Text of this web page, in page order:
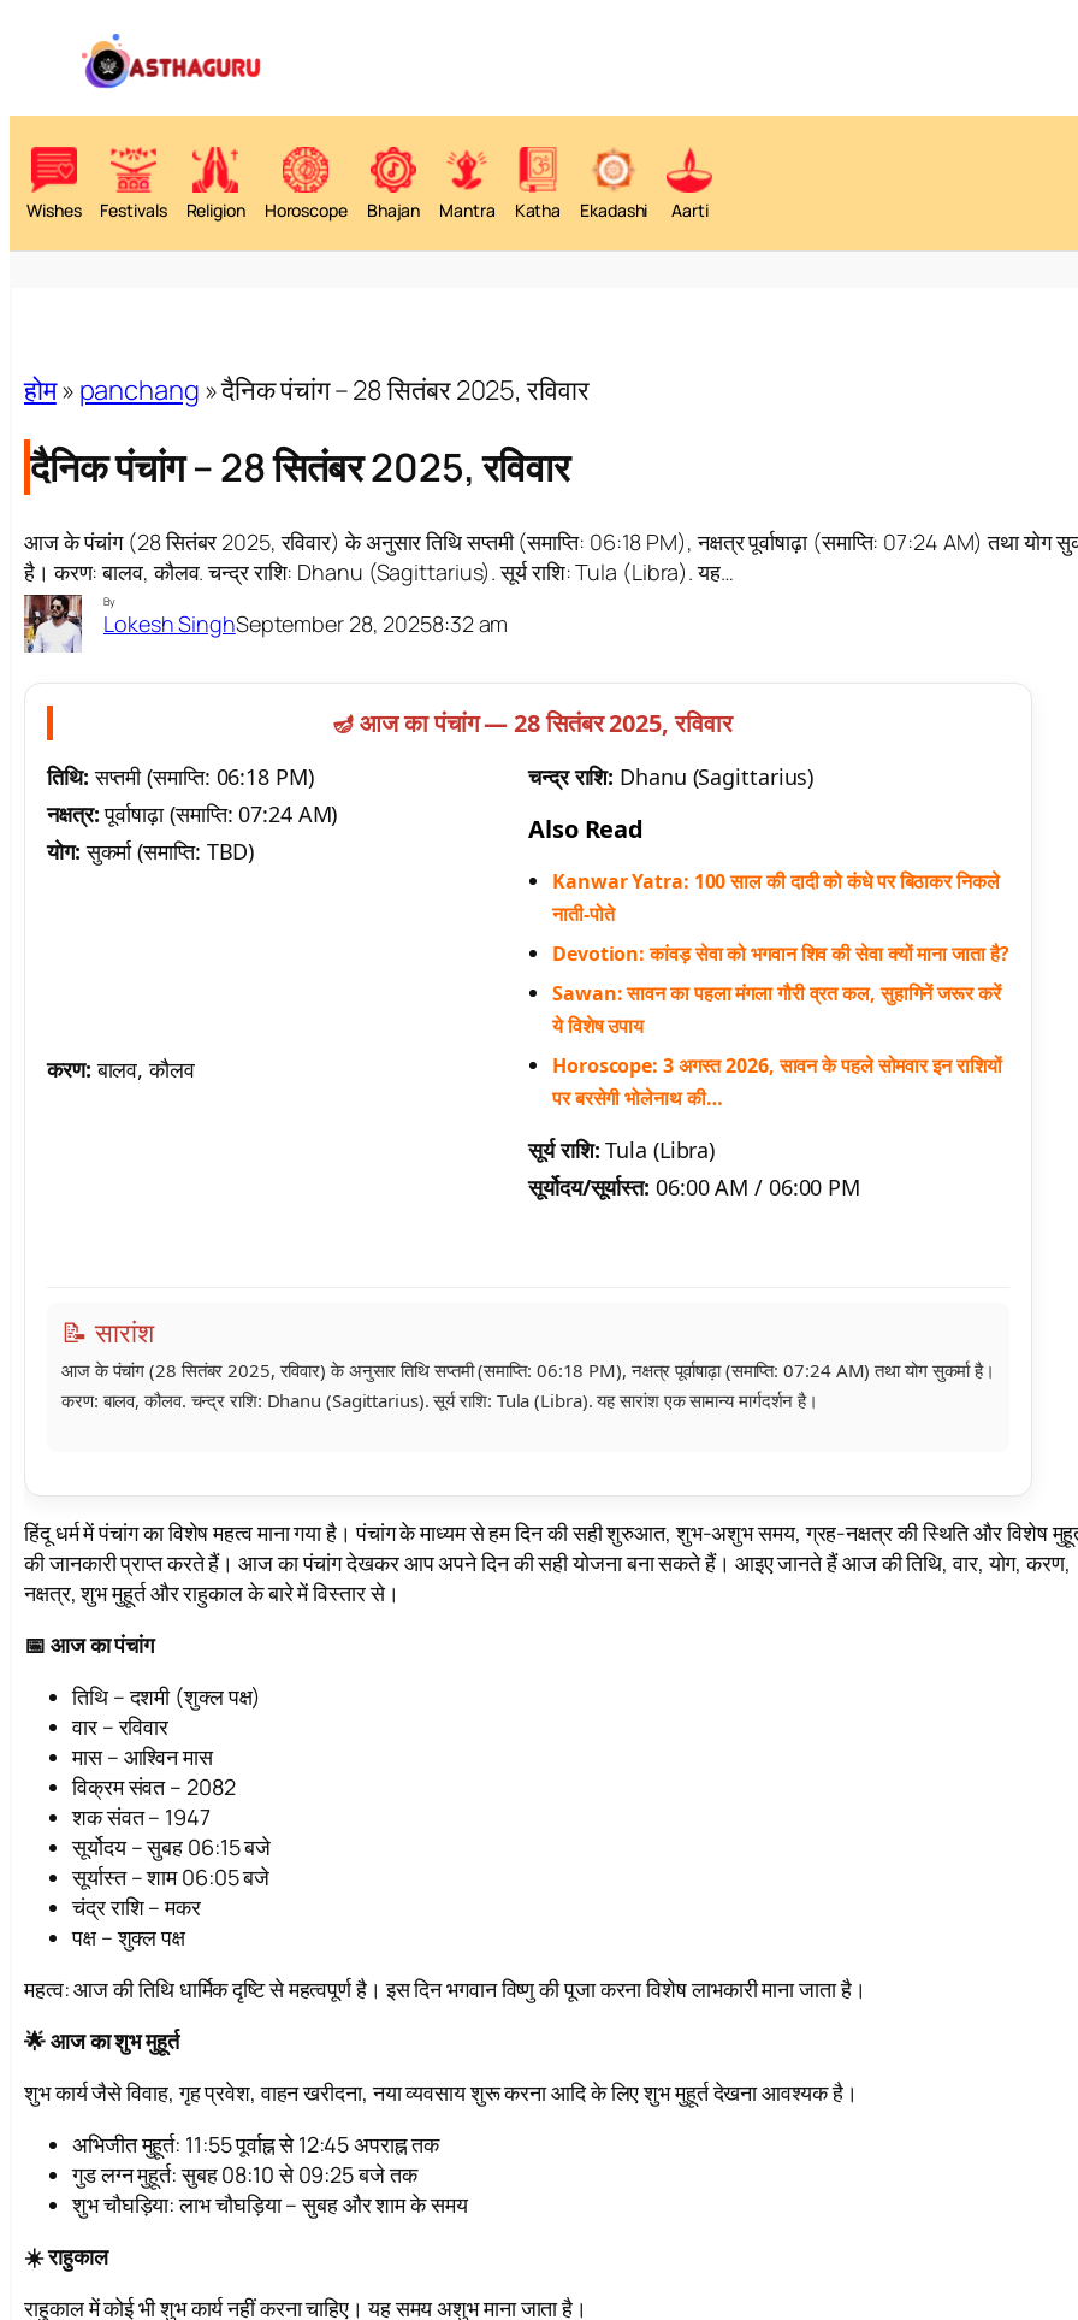
Wishes Festivals Religion Horoscope Bhajan Mantra Katha Ekadashi Aarti
होम» panchang »दैनिक पंचांग – 28 सितंबर 2025, रविवार
दैनिक पंचांग – 28 सितंबर 2025, रविवार
आज के पंचांग (28 सितंबर 2025, रविवार) के अनुसार तिथि सप्तमी (समाप्ति: 06:18 PM), नक्षत्र पूर्वाषाढ़ा (समाप्ति: 07:24 AM) तथा योग
है। करण: बालव, कौलव. चन्द्र राशि: Dhanu (Sagittarius). सूर्य राशि: Tula (Libra). यह…
By
Lokesh SinghSeptember 28, 20258:32 am
🪔 आज का पंचांग — 28 सितंबर 2025, रविवार
तिथि: सप्तमी (समाप्ति: 06:18 PM)
नक्षत्र:पूर्वाषाढ़ा (समाप्ति: 07:24 AM)
योग: सुकर्मा (समाप्ति: TBD)
करण: बालव, कौलव
चन्द्र राशि: Dhanu (Sagittarius)
Also Read
Kanwar Yatra: 100 साल की दादी को कंधे पर बिठाकर निकले
नाती-पोते
Devotion: कांवड़ सेवा को भगवान शिव की सेवा क्यों माना जाता है?
Sawan: सावन का पहला मंगला गौरी व्रत कल, सुहागिनें जरूर करें
ये विशेष उपाय
Horoscope: 3 अगस्त 2026, सावन के पहले सोमवार इन राशियों
पर बरसेगी भोलेनाथ की…
सूर्य राशि: Tula (Libra)
सूर्योदय/सूर्यास्त: 06:00 AM / 06:00 PM
📝 सारांश
आज के पंचांग (28 सितंबर 2025, रविवार) के अनुसार तिथि सप्तमी (समाप्ति: 06:18 PM), नक्षत्र पूर्वाषाढ़ा (समाप्ति: 07:24 AM) तथा योग सुकर्मा है।
करण: बालव, कौलव. चन्द्र राशि: Dhanu (Sagittarius). सूर्य राशि: Tula (Libra). यह सारांश एक सामान्य मार्गदर्शन है।
हिंदू धर्म में पंचांग का विशेष महत्व माना गया है। पंचांग के माध्यम से हम दिन की सही शुरुआत, शुभ-अशुभ समय, ग्रह-नक्षत्र की स्थिति और विशेष
की जानकारी प्राप्त करते हैं। आज का पंचांग देखकर आप अपने दिन की सही योजना बना सकते हैं। आइए जानते हैं आज की तिथि, वार, योग, करण,
नक्षत्र, शुभ मुहूर्त और राहुकाल के बारे में विस्तार से।
📅 आज का पंचांग
तिथि – दशमी (शुक्ल पक्ष)
वार – रविवार
मास – आश्विन मास
विक्रम संवत – 2082
शक संवत – 1947
सूर्योदय – सुबह 06:15 बजे
सूर्यास्त – शाम 06:05 बजे
चंद्र राशि – मकर
पक्ष – शुक्ल पक्ष
महत्व: आज की तिथि धार्मिक दृष्टि से महत्वपूर्ण है। इस दिन भगवान विष्णु की पूजा करना विशेष लाभकारी माना जाता है।
🌟 आज का शुभ मुहूर्त
शुभ कार्य जैसे विवाह, गृह प्रवेश, वाहन खरीदना, नया व्यवसाय शुरू करना आदि के लिए शुभ मुहूर्त देखना आवश्यक है।
अभिजीत मुहूर्त: 11:55 पूर्वाह्न से 12:45 अपराह्न तक
गुड लग्न मुहूर्त: सुबह 08:10 से 09:25 बजे तक
शुभ चौघड़िया: लाभ चौघड़िया – सुबह और शाम के समय
☀️ राहुकाल
राहुकाल में कोई भी शुभ कार्य नहीं करना चाहिए। यह समय अशुभ माना जाता है।